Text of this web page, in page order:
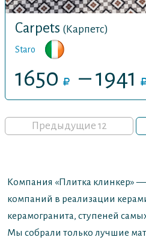
Carpets (Карпетс)
Staro
1650 – 1941
Предыдущие 12
Компания «Плитка клинкер»
компаний в реализации
керамогранита, ступеней
Мы собрали только лучшие